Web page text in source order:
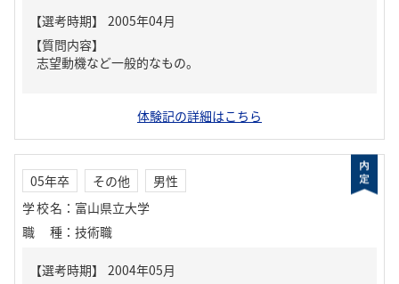
【質問内容】
志望動機など一般的なもの。
体験記の詳細はこちら
05年卒 その他
男性
学校名 ： 富山県立大学
職種 ： 技術職